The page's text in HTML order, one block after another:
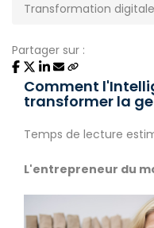
Transformation digitale
Partager sur :
Comment
transformer la
Temps de lecture
L'entrepreneur du